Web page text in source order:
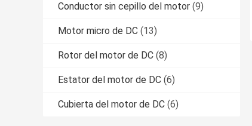
Conductor sin cepillo del motor (9)
Motor micro de DC (13)
Rotor del motor de DC (8)
Estator del motor de DC (6)
Cubierta del motor de DC (6)